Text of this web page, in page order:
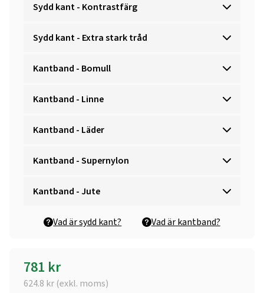
Sydd kant - Kontrastfärg
Sydd kant - Extra stark tråd
Kantband - Bomull
Kantband - Linne
Kantband - Läder
Kantband - Supernylon
Kantband - Jute
Vad är sydd kant? Vad är kantband?
781 kr
624.8 kr (exkl. moms)